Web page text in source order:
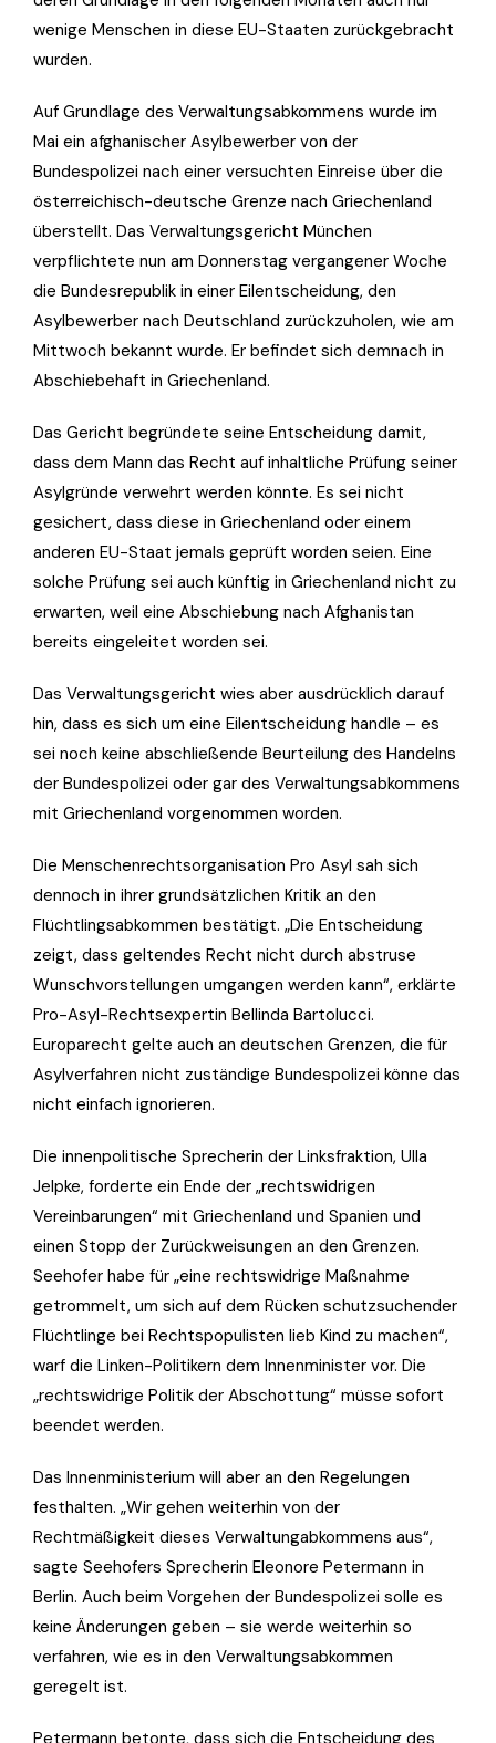
wenige Menschen in diese EU-Staaten zurückgebracht
wurden.
Auf Grundlage des Verwaltungsabkommens wurde im
Mai ein afghanischer Asylbewerber von der
Bundespolizei nach einer versuchten Einreise über die
österreichisch-deutsche Grenze nach Griechenland
überstellt. Das Verwaltungsgericht München
verpflichtete nun am Donnerstag vergangener Woche
die Bundesrepublik in einer Eilentscheidung, den
Asylbewerber nach Deutschland zurückzuholen, wie am
Mittwoch bekannt wurde. Er befindet sich demnach in
Abschiebehaft in Griechenland.
Das Gericht begründete seine Entscheidung damit,
dass dem Mann das Recht auf inhaltliche Prüfung seiner
Asylgründe verwehrt werden könnte. Es sei nicht
gesichert, dass diese in Griechenland oder einem
anderen EU-Staat jemals geprüft worden seien. Eine
solche Prüfung sei auch künftig in Griechenland nicht zu
erwarten, weil eine Abschiebung nach Afghanistan
bereits eingeleitet worden sei.
Das Verwaltungsgericht wies aber ausdrücklich darauf
hin, dass es sich um eine Eilentscheidung handle – es
sei noch keine abschließende Beurteilung des Handelns
der Bundespolizei oder gar des Verwaltungsabkommens
mit Griechenland vorgenommen worden.
Die Menschenrechtsorganisation Pro Asyl sah sich
dennoch in ihrer grundsätzlichen Kritik an den
Flüchtlingsabkommen bestätigt. „Die Entscheidung
zeigt, dass geltendes Recht nicht durch abstruse
Wunschvorstellungen umgangen werden kann“, erklärte
Pro-Asyl-Rechtsexpertin Bellinda Bartolucci.
Europarecht gelte auch an deutschen Grenzen, die für
Asylverfahren nicht zuständige Bundespolizei könne das
nicht einfach ignorieren.
Die innenpolitische Sprecherin der Linksfraktion, Ulla
Jelpke, forderte ein Ende der „rechtswidrigen
Vereinbarungen“ mit Griechenland und Spanien und
einen Stopp der Zurückweisungen an den Grenzen.
Seehofer habe für „eine rechtswidrige Maßnahme
getrommelt, um sich auf dem Rücken schutzsuchender
Flüchtlinge bei Rechtspopulisten lieb Kind zu machen“,
warf die Linken-Politikern dem Innenminister vor. Die
„rechtswidrige Politik der Abschottung“ müsse sofort
beendet werden.
Das Innenministerium will aber an den Regelungen
festhalten. „Wir gehen weiterhin von der
Rechtmäßigkeit dieses Verwaltungabkommens aus“,
sagte Seehofers Sprecherin Eleonore Petermann in
Berlin. Auch beim Vorgehen der Bundespolizei solle es
keine Änderungen geben – sie werde weiterhin so
verfahren, wie es in den Verwaltungsabkommen
geregelt ist.
Petermann betonte, dass sich die Entscheidung des